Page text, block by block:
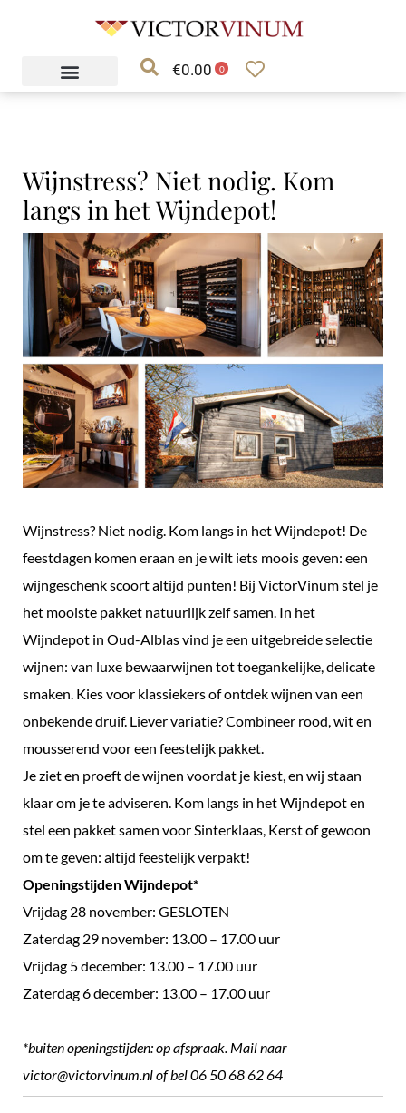
€0.00 0
Wijnstress? Niet nodig. Kom
langs in het Wijndepot!
Wijnstress? Niet nodig. Kom langs in het Wijndepot! De
feestdagen komen eraan en je wilt iets moois geven: een
wijngeschenk scoort altijd punten! Bij VictorVinum stel je
het mooiste pakket natuurlijk zelf samen. In het
Wijndepot in Oud-Alblas vind je een uitgebreide selectie
wijnen: van luxe bewaarwijnen tot toegankelijke, delicate
smaken. Kies voor klassiekers of ontdek wijnen van een
onbekende druif. Liever variatie? Combineer rood, wit en
mousserend voor een feestelijk pakket.
Je ziet en proeft de wijnen voordat je kiest, en wij staan
klaar om je te adviseren. Kom langs in het Wijndepot en
stel een pakket samen voor Sinterklaas, Kerst of gewoon
om te geven: altijd feestelijk verpakt!
Openingstijden Wijndepot*
Vrijdag 28 november: GESLOTEN
Zaterdag 29 november: 13.00 – 17.00 uur
Vrijdag 5 december: 13.00 – 17.00 uur
Zaterdag 6 december: 13.00 – 17.00 uur
*buiten openingstijden: op afspraak. Mail naar
victor@victorvinum.nl of bel 06 50 68 62 64